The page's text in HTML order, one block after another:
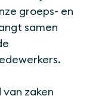
groeps- en
samen
zaken